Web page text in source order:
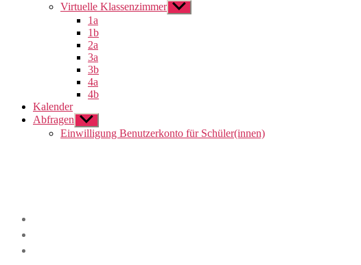
Virtuelle Klassenzimmer Untermenü
anzeigen
1a
1b
2a
3a
3b
4a
4b
Kalender
Abfragen Untermenü
anzeigen
Einwilligung Benutzerkonto für Schüler(innen)